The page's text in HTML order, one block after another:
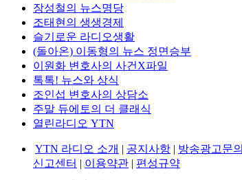
장성철의 뉴스명당
조태현의 생생경제
슬기로운 라디오생활
(돌아온) 이동형의 뉴스 정면승부
이원화 변호사의 사건X파일
톡톡! 뉴스와 상식
조인섭 변호사의 상담소
주말 듀에토의 더 클래식
열린라디오 YTN
YTN 라디오 소개 | 공지사항 | 방송광고문의
신고센터 | 이용약관 | 편성규약